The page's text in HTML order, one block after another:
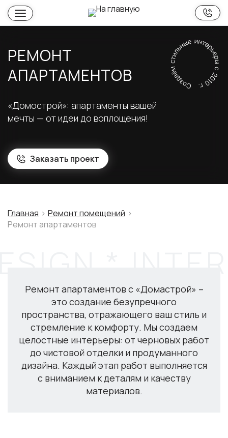
РЕМОНТ
АПАРТАМЕНТОВ
«Домострой»: апартаменты вашей
мечты — от идеи до воплощения!
Заказать проект
Главная
Ремонт помещений
Ремонт апартаментов
Ремонт апартаментов с «Домастрой» –
это создание безупречного
пространства, отражающего ваш стиль и
стремление к комфорту. Мы создаем
целостные интерьеры: от черновых работ
до чистовой отделки и продуманного
дизайна. Каждый этап работ выполняется
с вниманием к деталям и качеству
материалов.